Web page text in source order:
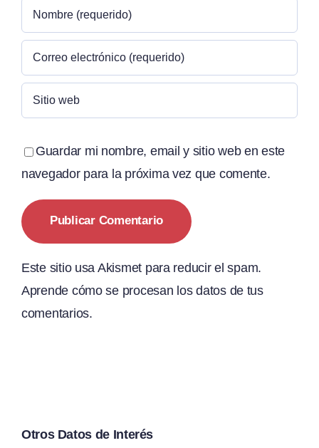
Guardar mi nombre, email y sitio web en este
navegador para la próxima vez que comente.
Este sitio usa Akismet para reducir el spam.
Aprende cómo se procesan los datos de tus
comentarios.
Otros Datos de Interés